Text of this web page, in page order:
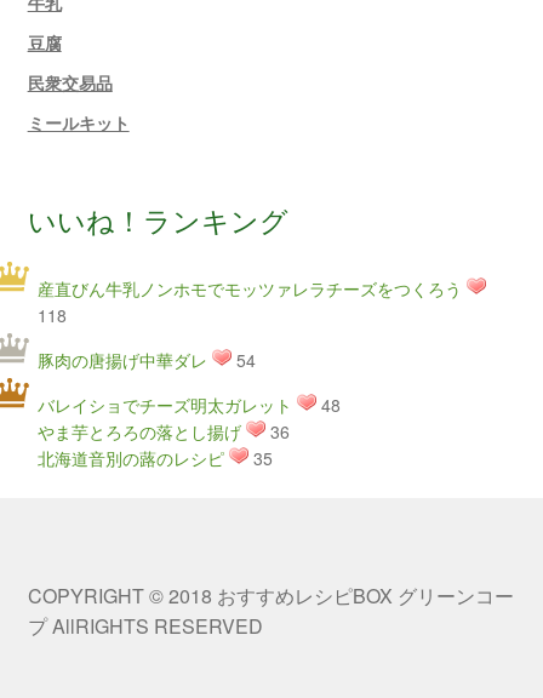
豆腐
民衆交易品
ミールキット
いいね！ランキング
産直びん牛乳ノンホモでモッツァレラチーズをつくろう
118
豚肉の唐揚げ中華ダレ
54
バレイショでチーズ明太ガレット
48
やま芋とろろの落とし揚げ
36
北海道音別の蕗のレシピ
35
COPYRIGHT © 2018 おすすめレシピBOX グリーンコー
プ AllRIGHTS RESERVED